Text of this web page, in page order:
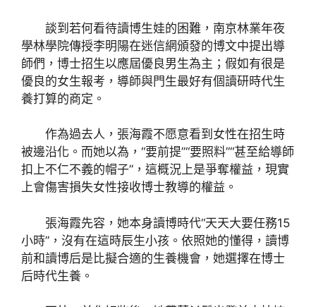
談到若何看待讀博生娃的困難，南京林業年夜
學林學院傳授李明陽在迷信網頒發的博文中提出導
師們，博士招生以應屆優良男生為主；假如有很是
優良的女生報考，導師與門生最好有個讀研時代生
養打算的商定。
作為過去人，張海霞不愿意看到女性在招生時
被邊沿化。而她以為，“要前提”“要照料”“甚至給導師
扣上不仁不義的帽子”，這概況上是爭奪權益，現實
上會傷害損失女性接收博士教導的權益。
張海霞先容，她本身讀博時代“天天大要任務15
小時”，沒有在這時辰生小孩。依照她的懂得，讀博
前和讀博后是比擬合適的生養機會，她選擇在博士
后時代生養。